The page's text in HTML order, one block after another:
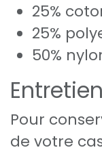
25%
25%
50%
Entretien
Pour
de votre